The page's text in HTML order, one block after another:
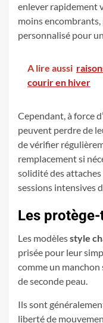
enlever rapidement
moins
personnalisé pour
A lire aussi
courir en hiver
Cependant, à force
peuvent perdre de
de vérifier
remplacement si
solidité des attaches
sessions intensives
Les
Les modèlesstyle
prisée pour leur
comme un
de seconde peau.
Ils sont
liberté de